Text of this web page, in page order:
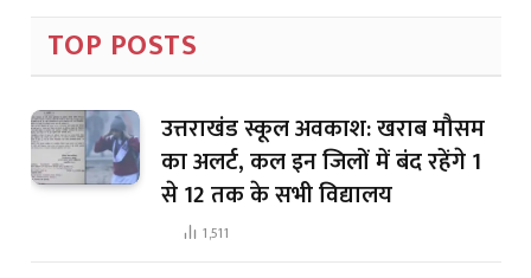
TOP POSTS
उत्तराखंड स्कूल अवकाश: खराब मौसम
का अलर्ट, कल इन जिलों में बंद रहेंगे 1
से 12 तक के सभी विद्यालय
1,511